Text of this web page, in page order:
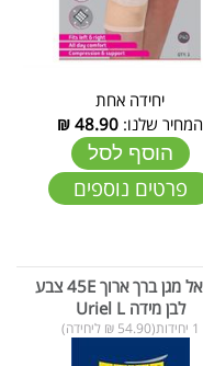
יחידה אחת
המחיר שלנו: 48.90
₪
הוסף לסל
פרטים נוספים
אוריאל מגן ברך ארוך 45E צבע
לבן מידה Uriel L
1 יחידות(54.90 ₪ ליחידה)